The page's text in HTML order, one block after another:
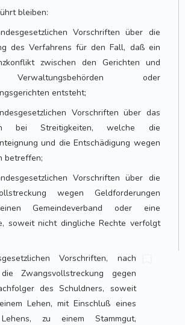
bleiben:
Vorschriften über die
des Verfahrens für den Fall, daß ein
zwischen den Gerichten und
oder
entsteht;
Vorschriften über das
bei Streitigkeiten, welche die
und die Entschädigung wegen
betreffen;
Vorschriften über die
wegen Geldforderungen
Gemeindeverband oder eine
soweit nicht dingliche Rechte verfolgt
Vorschriften, nach
Zwangsvollstreckung gegen
des Schuldners, soweit
Lehen, mit Einschluß eines
zu einem Stammgut,